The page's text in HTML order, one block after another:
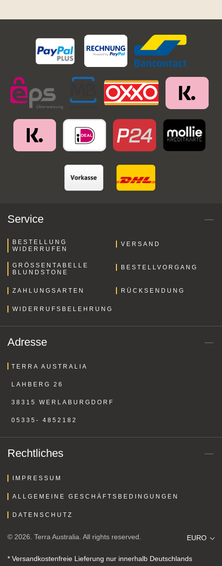
Service
BESTELLUNG
WIDERRUFEN
VERSAND
GRÖSSENTABELLE B
LUNDSTONE
BESTELLVORGANG
ZAHLUNGSARTEN RÜCKSENDUNG
WIDERRUFSBELEHRUNG
Adresse
TERRA AUSTRALIA
LAHBERG 26
38315 WERLABURGDORF
05335- 4852182
Rechtliches
IMPRESSUM
ALLGEMEINE GESCHÄFTSBEDINGUNGEN
DATENSCHUTZ
© 2026. Terra Australia. All rights reserved. EURO
* Versandkostenfreie Lieferung nur innerhalb Deutschlands